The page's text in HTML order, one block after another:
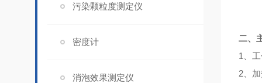
污染颗粒度测定仪
密度计
消泡效果测定仪
二、
1、
2、